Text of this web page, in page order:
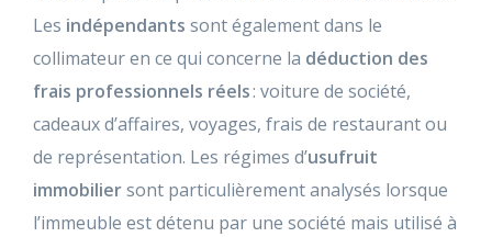
Les indépendants sont également dans le
collimateur en ce qui concerne la déduction des
frais professionnels réels: voiture de société,
cadeaux d’affaires, voyages, frais de restaurant ou
de représentation. Les régimes d’usufruit
immobiliersont particulièrement analysés lorsque
l’immeuble est détenu par une société mais utilisé à